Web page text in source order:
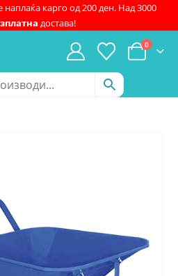
наплаќа карго од 200 ден. Над 3000
достава!
0